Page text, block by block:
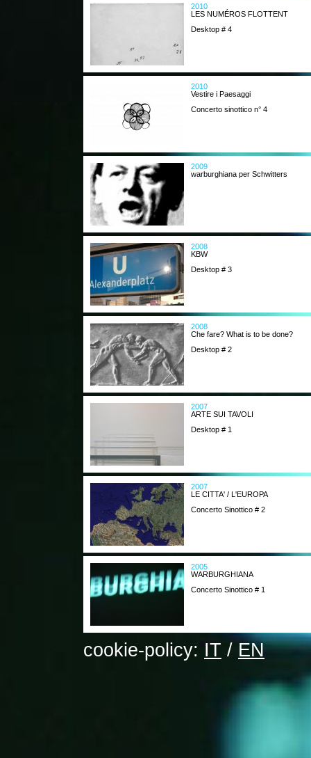
2010
LES NUMÉROS FLOTTENT
Desktop # 4
2010
Vestire i Paesaggi
Concerto sinottico n° 4
2009
warburghiana per Schwitters
2008
KBW
Desktop # 3
2008
Che fare? What is to be done?
Desktop # 2
2007
ARTE SUI TAVOLI
Desktop # 1
2007
LE CITTA' / L'EUROPA
Concerto Sinottico # 2
2005
WARBURGHIANA
Concerto Sinottico # 1
cookie-policy: IT / EN